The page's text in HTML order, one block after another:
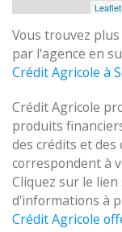
Leaflet
Vous trouvez
par l'agence en
Crédit Agricole à
Crédit Agricole
produits
des crédits et des
correspondent à
Cliquez sur le
d'informations à
Crédit Agricole